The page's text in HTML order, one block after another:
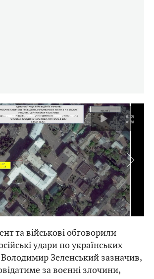
та військові обговорили
удари по українських
Володимир Зеленський зазначив,
за воєнні злочини,